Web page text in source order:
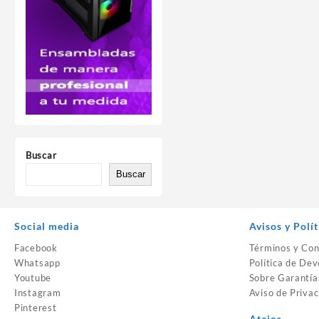
Buscar
Buscar
Social media
Facebook
Whatsapp
Youtube
Instagram
Pinterest
Avisos y
Términos y
Política de
Sobre
Aviso de